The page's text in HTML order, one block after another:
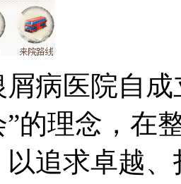
病医院自
”的理念，在
以追求卓越